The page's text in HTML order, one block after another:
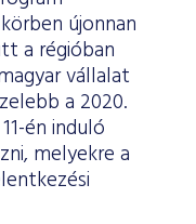
újonnan
a régióban
vállalat
a 2020.
én induló
melyekre a